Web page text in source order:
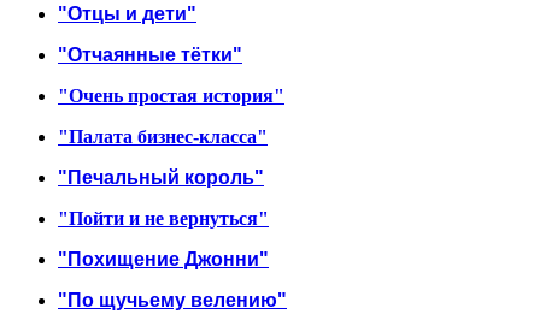
"Отцы и дети"
"Отчаянные тётки"
"Очень простая история"
"Палата бизнес-класса"
"Печальный король"
"Пойти и не вернуться"
"Похищение Джонни"
"По щучьему велению"